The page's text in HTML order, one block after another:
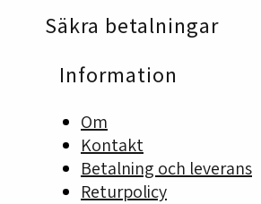
väljas
Säkra betalningar
Information
Om
Kontakt
Betalning och leverans
Returpolicy